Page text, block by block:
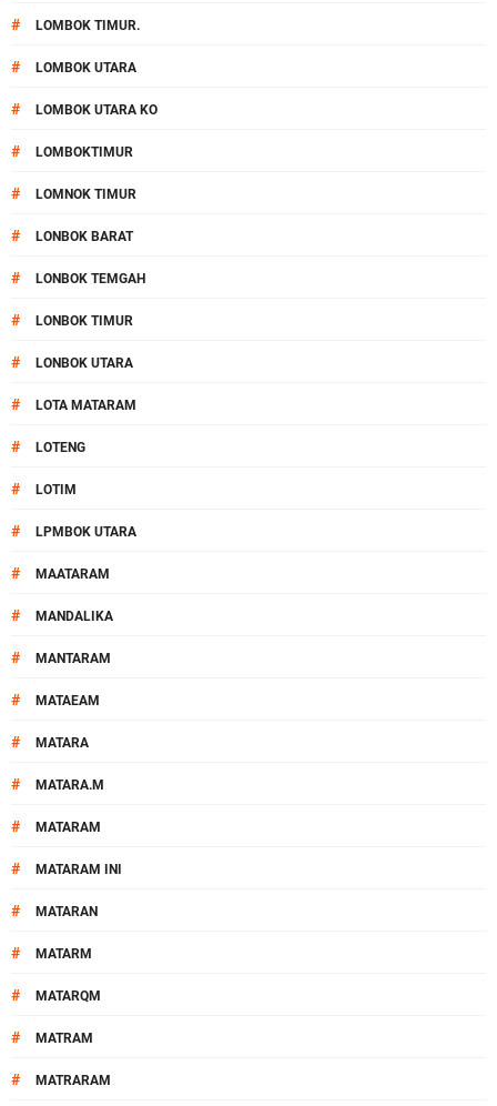
# LOMBOK TIMUR.
# LOMBOK UTARA
# LOMBOK UTARA KO
# LOMBOKTIMUR
# LOMNOK TIMUR
# LONBOK BARAT
# LONBOK TEMGAH
# LONBOK TIMUR
# LONBOK UTARA
# LOTA MATARAM
# LOTENG
# LOTIM
# LPMBOK UTARA
# MAATARAM
# MANDALIKA
# MANTARAM
# MATAEAM
# MATARA
# MATARA.M
# MATARAM
# MATARAM INI
# MATARAN
# MATARM
# MATARQM
# MATRAM
# MATRARAM